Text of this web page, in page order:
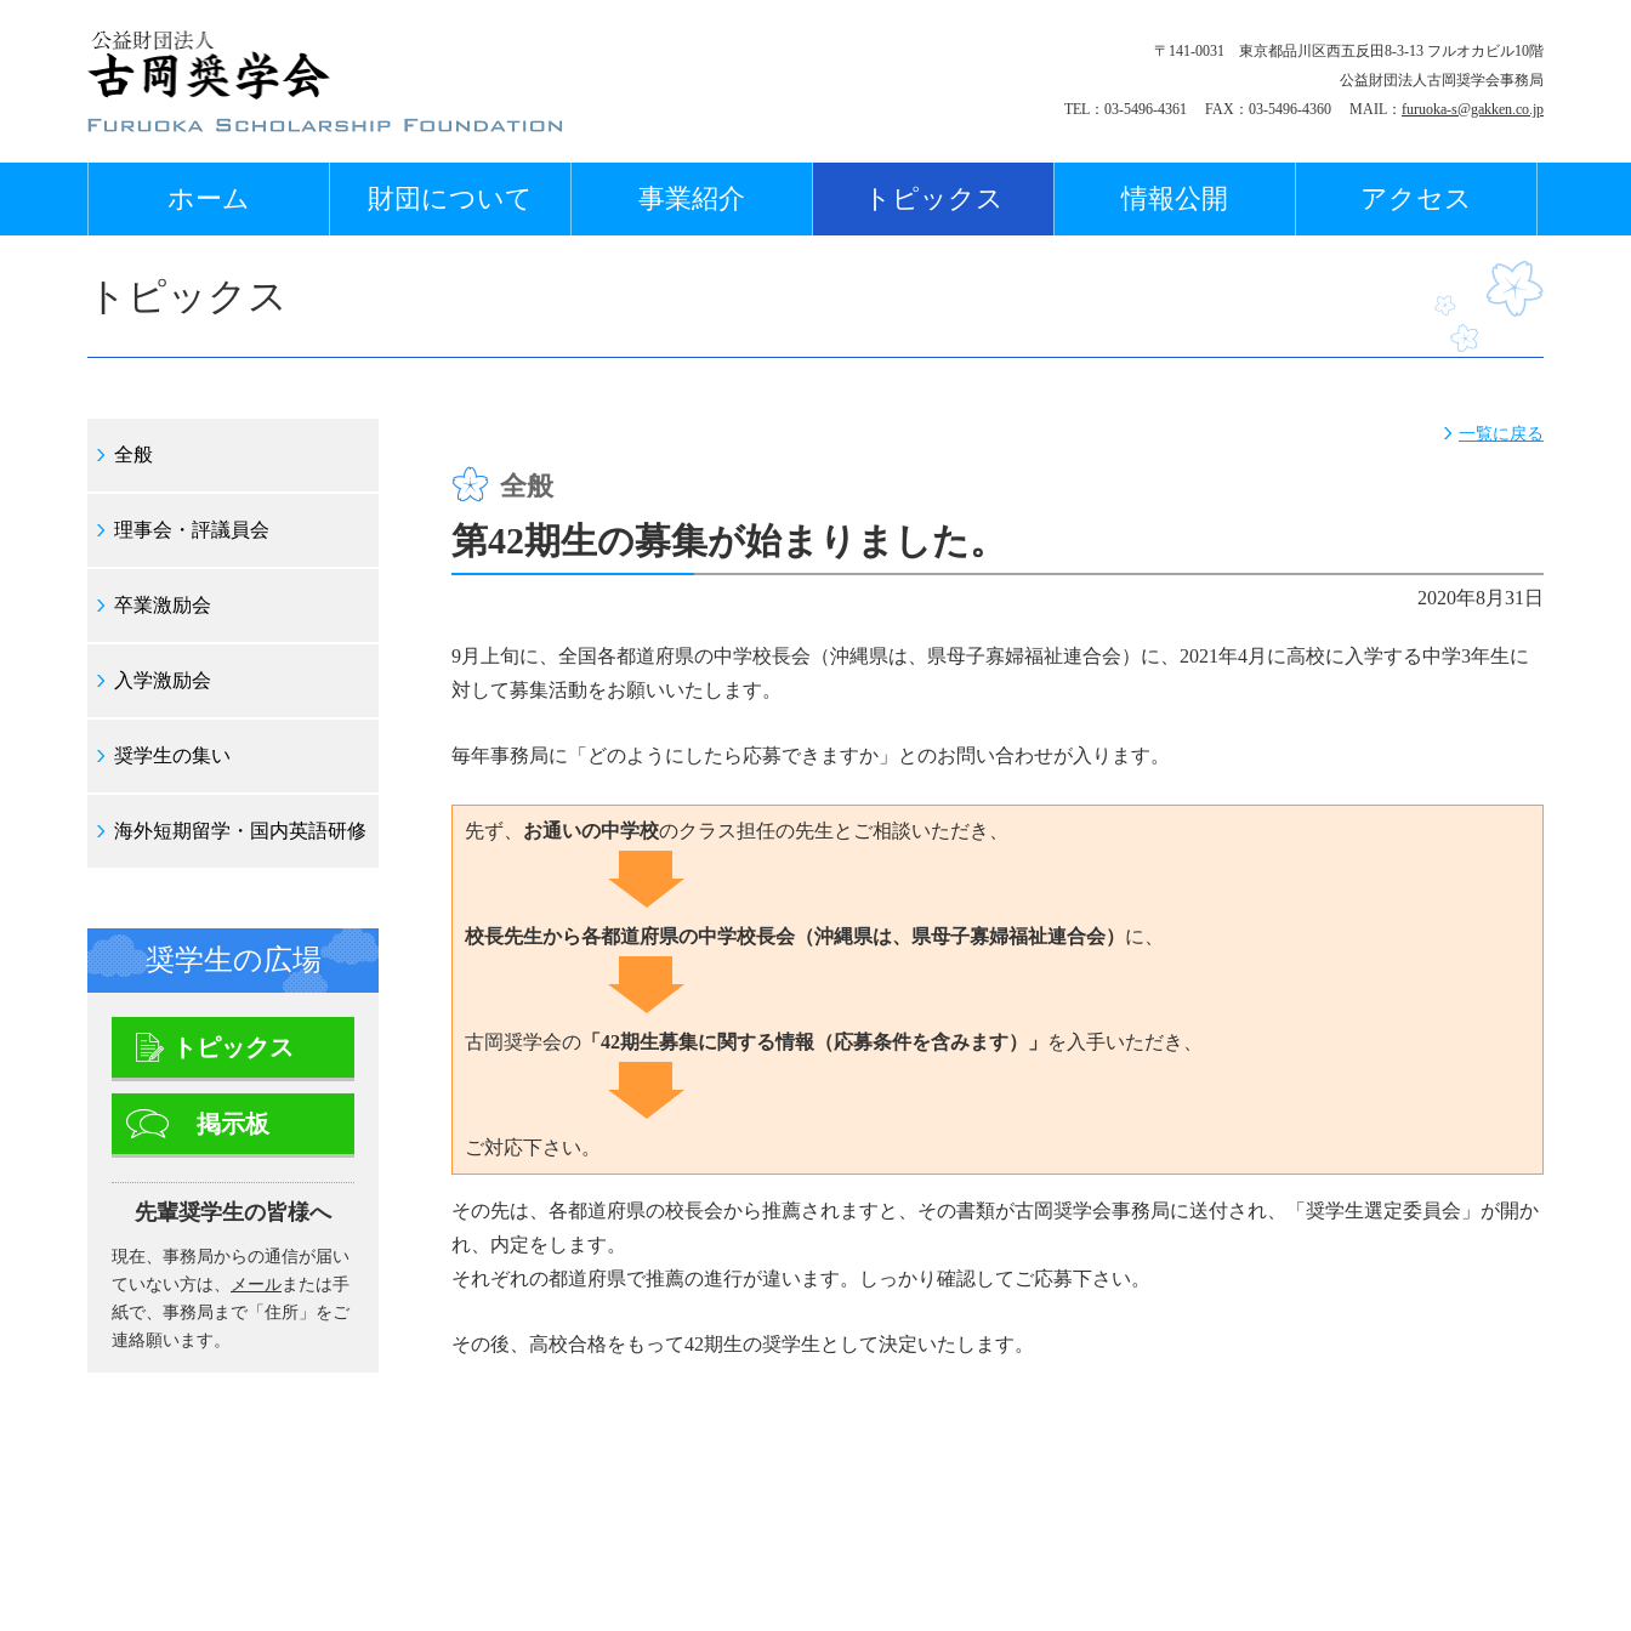
〒141-0031 東京都品川区西五反田8-3-13 フルオカビル10階
公益財団法人古岡奨学会事務局
TEL：03-5496-4361 FAX：03-5496-4360 MAIL： furuoka-s@gakken.co.jp
ホーム 財団について 事業紹介 トピックス 情報公開 アクセス
トピックス
全般
理事会・評議員会
卒業激励会
入学激励会
奨学生の集い
海外短期留学・国内英語研修
奨学生の広場
トピックス
掲示板
先輩奨学生の皆様へ
現在、事務局からの通信が届い
ていない方は、
メールまたは手
紙で、事務局まで「住所」をご
連絡願います。
一覧に戻る
全般
第42期生の募集が始まりました。
2020年8月31日
9月上旬に、全国各都道府県の中学校長会（沖縄県は、県母子寡婦福祉連合会）に、2021年4月に高校に入学する中学3年生に
対して募集活動をお願いいたします。
毎年事務局に「どのようにしたら応募できますか」とのお問い合わせが入ります。
先ず、 お通いの中学校のクラス担任の先生とご相談いただき、
校長先生から各都道府県の中学校長会（沖縄県は、県母子寡婦福祉連合会） に、
古岡奨学会の 「42期生募集に関する情報（応募条件を含みます）」 を入手いただき、
ご対応下さい。
その先は、各都道府県の校長会から推薦されますと、その書類が古岡奨学会事務局に送付され、「奨学生選定委員会」が開か
れ、内定をします。
それぞれの都道府県で推薦の進行が違います。しっかり確認してご応募下さい。
その後、高校合格をもって42期生の奨学生として決定いたします。